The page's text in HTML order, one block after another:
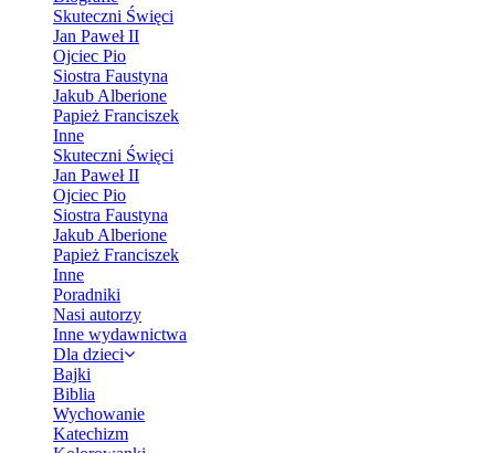
Skuteczni Święci
Jan Paweł II
Ojciec Pio
Siostra Faustyna
Jakub Alberione
Papież Franciszek
Inne
Skuteczni Święci
Jan Paweł II
Ojciec Pio
Siostra Faustyna
Jakub Alberione
Papież Franciszek
Inne
Poradniki
Nasi autorzy
Inne wydawnictwa
Dla dzieci
Bajki
Biblia
Wychowanie
Katechizm